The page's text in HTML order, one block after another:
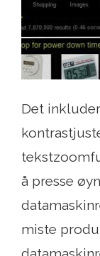
Det
å presse
miste